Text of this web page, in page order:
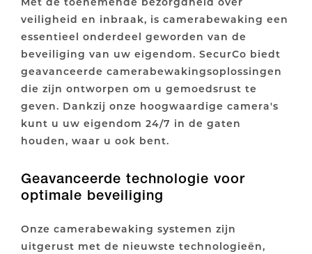
veiligheid en inbraak, is camerabewaking een
essentieel onderdeel geworden van de
beveiliging van uw eigendom. SecurCo biedt
geavanceerde camerabewakingsoplossingen
die zijn ontworpen om u gemoedsrust te
geven. Dankzij onze hoogwaardige camera's
kunt u uw eigendom 24/7 in de gaten
houden, waar u ook bent.
Geavanceerde technologie voor
optimale beveiliging
Onze camerabewaking systemen zijn
uitgerust met de nieuwste technologieën,